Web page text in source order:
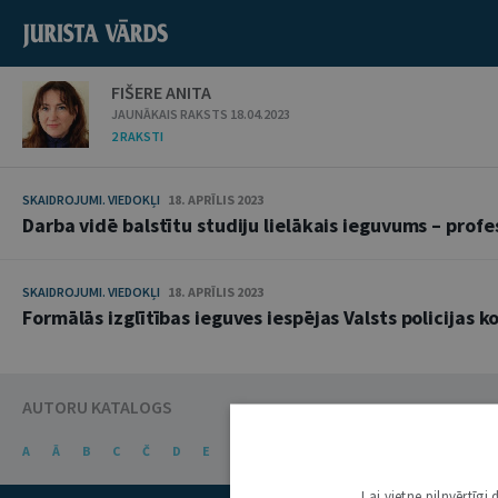
FIŠERE ANITA
JAUNĀKAIS RAKSTS 18.04.2023
2 RAKSTI
SKAIDROJUMI. VIEDOKĻI 18. APRĪLIS 2023
Darba vidē balstītu studiju lielākais ieguvums –
SKAIDROJUMI. VIEDOKĻI 18. APRĪLIS 2023
Formālās izglītības ieguves iespējas Valsts policijas
AUTORU KATALOGS
A Ā B C Č D E